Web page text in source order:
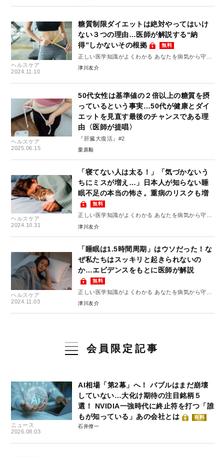
ヘルスケア
2024.11.10
糖質制限ダイエットは絶対やってはいけ
ない３つの理由…医師が解説する“納
得”しかないその根拠
無料
正しい医学知識がよくわかる あなたを病気から守る
10のルール #8
津川友介
ヘルスケア
2025.06.15
50代女性は基準値の２倍以上の糖質を摂
っているという事実…50代が健康とダイ
エットを見直す最後のチャンスである理
由〈医師が提唱〉
『肝臓大復活』#2
栗原毅
ヘルスケア
2024.10.31
「寝てない人は太る！」「気づかないう
ちにミスが増え…」日本人が知らない睡
眠不足の本当の怖さ。重病のリスクも増
無料
正しい医学知識がよくわかる あなたを病気から守る
10のルール #2
津川友介
ヘルスケア
2024.11.03
「睡眠は1.5時間周期」はウソだった！な
ぜ私たちはスッキリと起きられないの
か…エビデンスをもとに医師が解説
無料
正しい医学知識がよくわかる あなたを病気から守る
10のルール #5
津川友介
会員限定記事
ニュース
2026.08.03
AI相場「第2幕」へ！ バブルはまだ崩壊
していない…大化け期待の注目銘柄５
選！ NVIDIA一強時代に終止符を打つ「誰
もが知っている」あの会社とは
有料
石井僚一